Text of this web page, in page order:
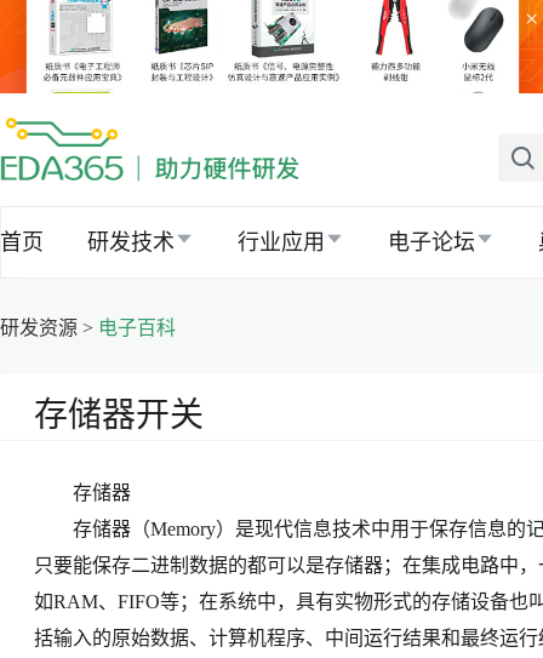
×
首页 研发技术 行业应用 电子论坛
研发资源 > 电子百科
存储器开关
存储器
存储器（Memory）是现代信息技术中用于保存信息的
只要能保存二进制数据的都可以是存储器；在集成电路中
如RAM、FIFO等；在系统中，具有实物形式的存储设备也
括输入的原始数据、计算机程序、中间运行结果和最终运